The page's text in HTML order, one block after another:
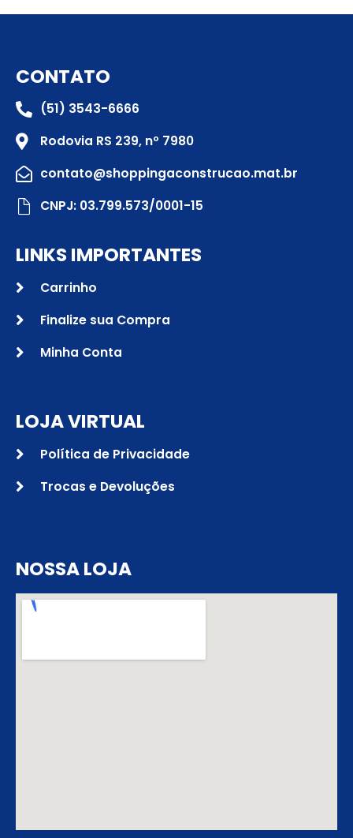
CONTATO
(51) 3543-6666
Rodovia RS 239, nº 7980
contato@shoppingaconstrucao.mat.br
CNPJ: 03.799.573/0001-15
LINKS IMPORTANTES
Carrinho
Finalize sua Compra
Minha Conta
LOJA VIRTUAL
Política de Privacidade
Trocas e Devoluções
NOSSA LOJA